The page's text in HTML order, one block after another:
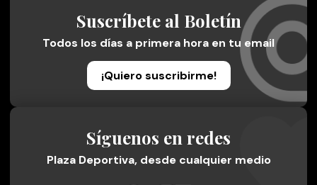
Suscríbete al Boletín
Todos los días a primera hora en tu email
¡Quiero suscribirme!
Síguenos en redes
Plaza Deportiva, desde cualquier medio